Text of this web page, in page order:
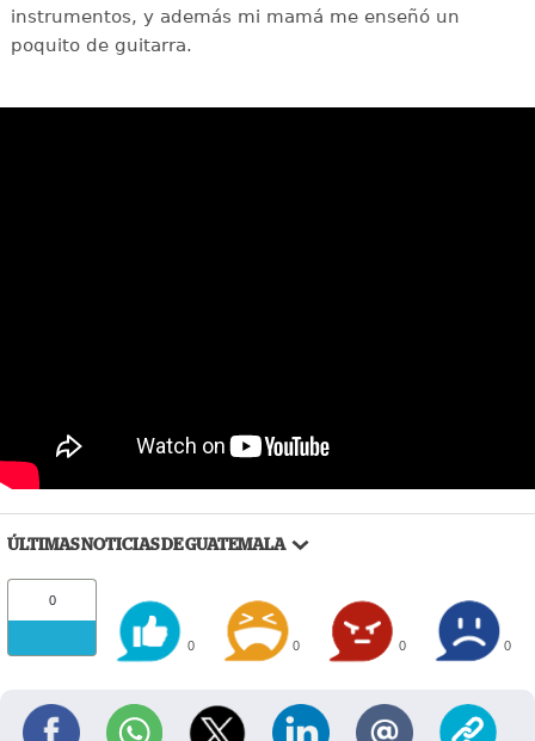
instrumentos, y además mi mamá me enseñó un
poquito de guitarra.
ÚLTIMAS NOTICIAS DE GUATEMALA
0
0 0 0 0